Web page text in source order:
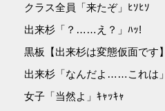
クラス全員「来たぞ」ﾋｿﾋｿ
出来杉「？……え？」ﾊｯ!
黒板【出来杉は変態仮面です】
出来杉「なんだよ……これは」
女子「当然よ」ｷｬｯｷｬ